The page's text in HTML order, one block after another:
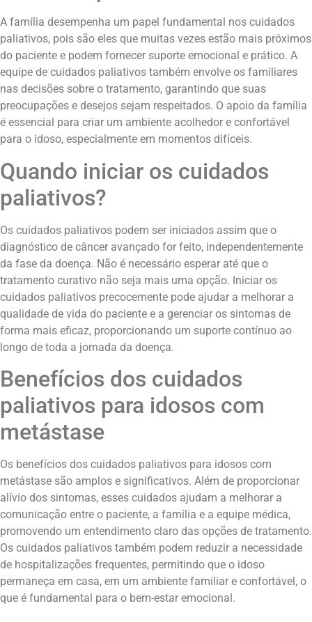
A família desempenha um papel fundamental nos cuidados
paliativos, pois são eles que muitas vezes estão mais próximos
do paciente e podem fornecer suporte emocional e prático. A
equipe de cuidados paliativos também envolve os familiares
nas decisões sobre o tratamento, garantindo que suas
preocupações e desejos sejam respeitados. O apoio da família
é essencial para criar um ambiente acolhedor e confortável
para o idoso, especialmente em momentos difíceis.
Quando iniciar os cuidados
paliativos?
Os cuidados paliativos podem ser iniciados assim que o
diagnóstico de câncer avançado for feito, independentemente
da fase da doença. Não é necessário esperar até que o
tratamento curativo não seja mais uma opção. Iniciar os
cuidados paliativos precocemente pode ajudar a melhorar a
qualidade de vida do paciente e a gerenciar os sintomas de
forma mais eficaz, proporcionando um suporte contínuo ao
longo de toda a jornada da doença.
Benefícios dos cuidados
paliativos para idosos com
metástase
Os benefícios dos cuidados paliativos para idosos com
metástase são amplos e significativos. Além de proporcionar
alívio dos sintomas, esses cuidados ajudam a melhorar a
comunicação entre o paciente, a família e a equipe médica,
promovendo um entendimento claro das opções de tratamento.
Os cuidados paliativos também podem reduzir a necessidade
de hospitalizações frequentes, permitindo que o idoso
permaneça em casa, em um ambiente familiar e confortável, o
que é fundamental para o bem-estar emocional.